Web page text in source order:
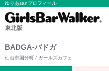
ゆりあsanプロフィール
東北版
BADGA-バドガ
仙台市国分町 / ガールズカフェ